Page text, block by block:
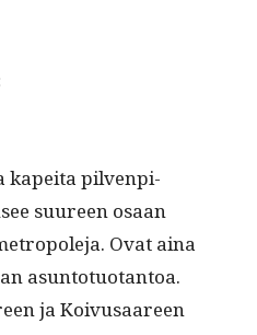
kapei­ta pil­ven­pi­
suureen osaan
Ovat aina
asun­to­tuotan­toa.
ja Koivusaa­reen